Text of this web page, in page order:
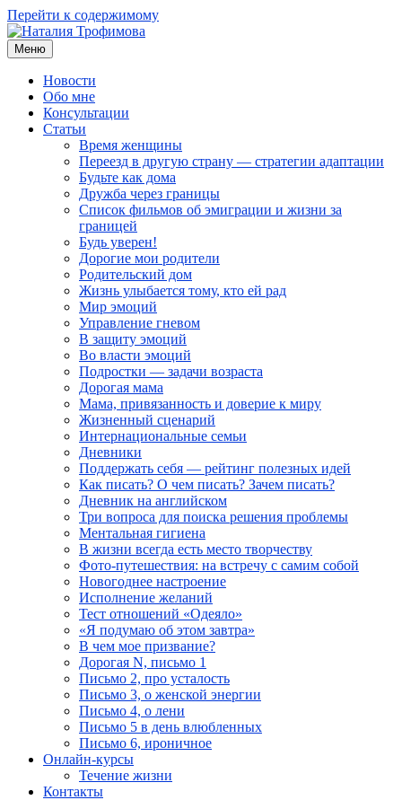
Перейти к содержимому
Наталия Трофимова
Психолог онлайн
Меню
Новости
Обо мне
Консультации
Статьи
Время женщины
Переезд в другую страну — стратегии адаптации
Будьте как дома
Дружба через границы
Список фильмов об эмиграции и жизни за
границей
Будь уверен!
Дорогие мои родители
Родительский дом
Жизнь улыбается тому, кто ей рад
Мир эмоций
Управление гневом
В защиту эмоций
Во власти эмоций
Подростки — задачи возраста
Дорогая мама
Мама, привязанность и доверие к миру
Жизненный сценарий
Интернациональные семьи
Дневники
Поддержать себя — рейтинг полезных идей
Как писать? О чем писать? Зачем писать?
Дневник на английском
Три вопроса для поиска решения проблемы
Ментальная гигиена
В жизни всегда есть место творчеству
Фото-путешествия: на встречу с самим собой
Новогоднее настроение
Исполнение желаний
Тест отношений «Одеяло»
«Я подумаю об этом завтра»
В чем мое призвание?
Дорогая N, письмо 1
Письмо 2, про усталость
Письмо 3, о женской энергии
Письмо 4, о лени
Письмо 5 в день влюбленных
Письмо 6, ироничное
Онлайн-курсы
Течение жизни
Контакты